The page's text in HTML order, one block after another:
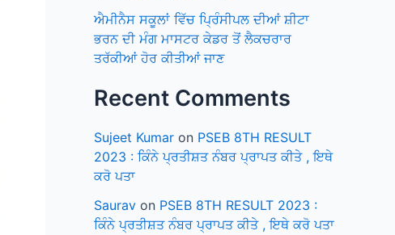
ਐਮੀਨੈਸ ਸਕੂਲਾਂ ਵਿੱਚ ਪ੍ਰਿੰਸੀਪਲ ਦੀਆਂ ਸ਼ੀਟਾ
ਭਰਨ ਦੀ ਮੰਗ ਮਾਸਟਰ ਕੇਡਰ ਤੋਂ ਲੈਕਚਰਾਰ
ਤਰੱਕੀਆਂ ਹੋਰ ਕੀਤੀਆਂ ਜਾਣ
Recent Comments
Sujeet Kumar on PSEB 8TH RESULT
2023 : ਕਿੰਨੇ ਪ੍ਰਤੀਸ਼ਤ ਨੰਬਰ ਪ੍ਰਾਪਤ ਕੀਤੇ , ਇਥੇ
ਕਰੋ ਪਤਾ
Saurav on PSEB 8TH RESULT 2023 :
ਕਿੰਨੇ ਪ੍ਰਤੀਸ਼ਤ ਨੰਬਰ ਪ੍ਰਾਪਤ ਕੀਤੇ , ਇਥੇ ਕਰੋ ਪਤਾ